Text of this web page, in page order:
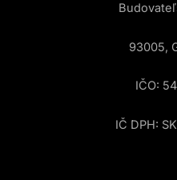
93005,
IČO:
IČ DPH: